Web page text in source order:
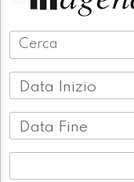
Data Inizio
Data Fine